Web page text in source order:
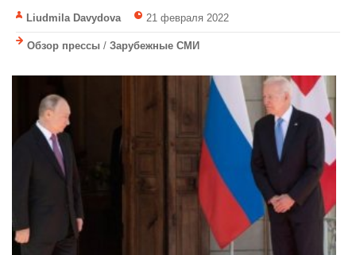
Liudmila Davydova 21 февраля 2022
Обзор прессы / Зарубежные СМИ